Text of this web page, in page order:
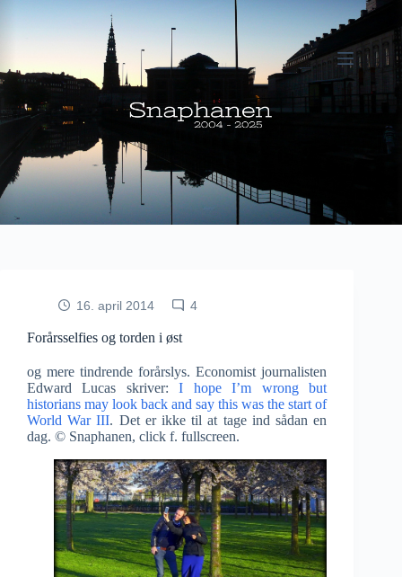
16. april 2014 4
Forårsselfies og torden i øst
og mere tindrende forårslys. Economist journalisten
Edward Lucas skriver:I hope I’m wrong but
historians may look back and say this was the start of
World War III. Det er ikke til at tage ind sådan en
dag. © Snaphanen, click f. fullscreen.